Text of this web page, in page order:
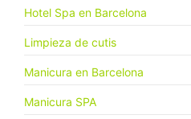
Hotel Spa en Barcelona
Limpieza de cutis
Manicura en Barcelona
Manicura SPA